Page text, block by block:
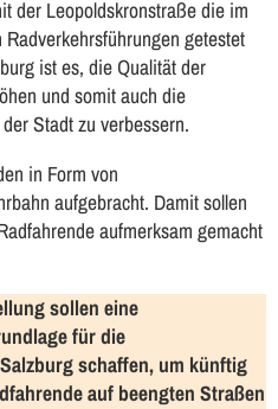
der Leopoldskronstraße die im
Radverkehrsführungen getestet
ist es, die Qualität der
und somit auch die
Stadt zu verbessern.
in Form von
aufgebracht. Damit sollen
aufmerksam gemacht
sollen eine
für die
schaffen, um künftig
auf beengten Straßen